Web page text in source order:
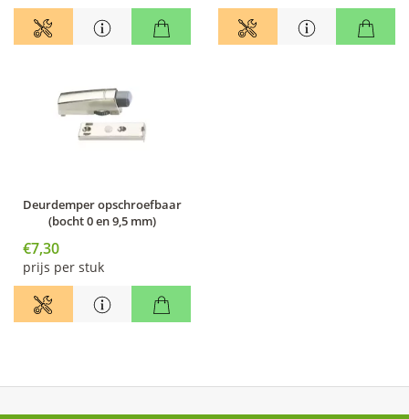
Deurdemper opschroefbaar
(bocht 0 en 9,5 mm)
€7,30
prijs per stuk